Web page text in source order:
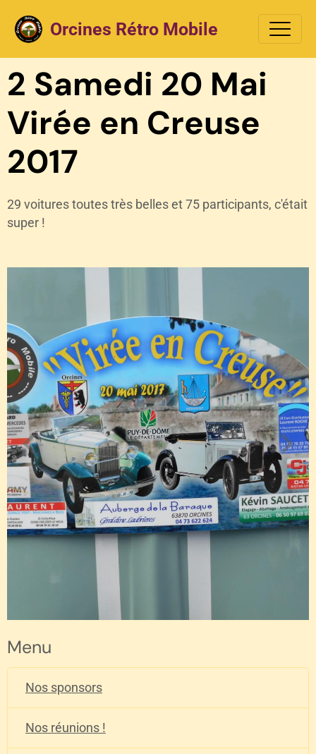
Orcines Rétro Mobile
2 Samedi 20 Mai
Virée en Creuse
2017
29 voitures toutes très belles et 75 participants, c'était
super !
Menu
Nos sponsors
Nos réunions !